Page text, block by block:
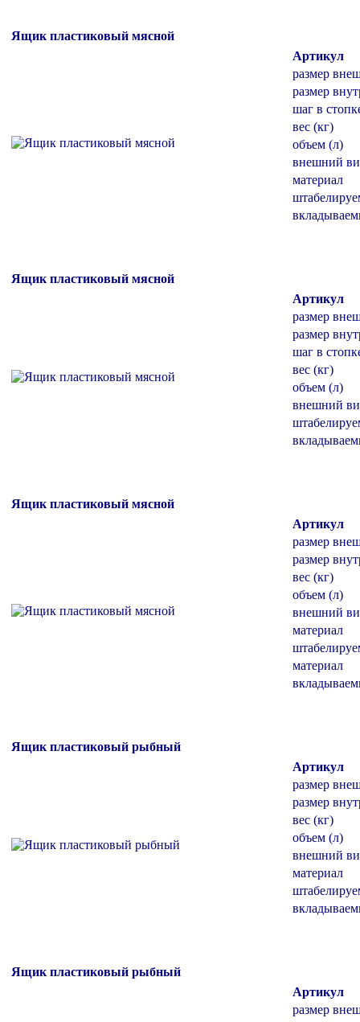
Ящик пластиковый мясной
Артикул
размер
размер
шаг в
вес (кг)
объем (л)
внешний
материал
Ящик пластиковый мясной
Артикул
размер
размер
шаг в
вес (кг)
объем (л)
внешний
Ящик пластиковый мясной
Артикул
размер
размер
вес (кг)
объем (л)
внешний
материал
материал
Ящик пластиковый рыбный
Артикул
размер
размер
вес (кг)
объем (л)
внешний
материал
Ящик пластиковый рыбный
Артикул
размер